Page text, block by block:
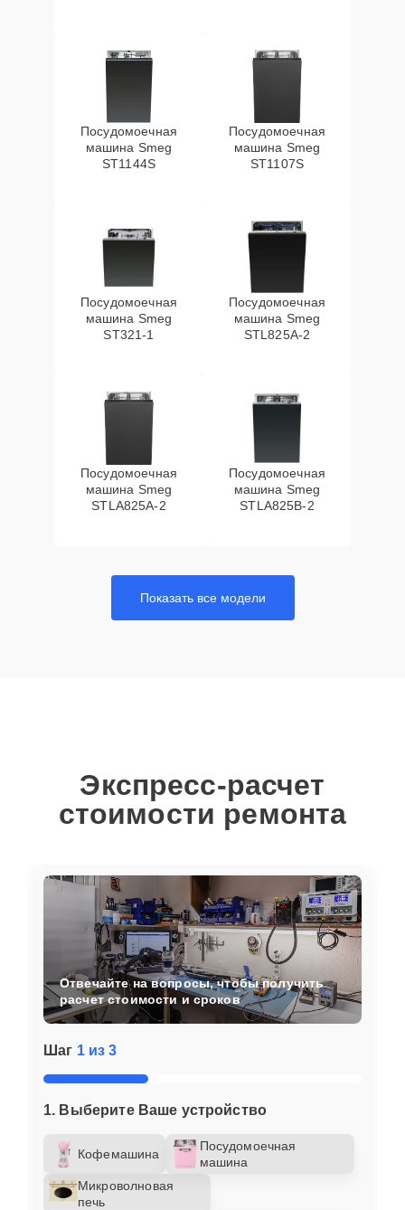
Посудомоечная
машина Smeg
ST1144S
Посудомоечная
машина Smeg
ST1107S
Посудомоечная
машина Smeg
ST321-1
Посудомоечная
машина Smeg
STL825A-2
Посудомоечная
машина Smeg
STLA825A-2
Посудомоечная
машина Smeg
STLA825B-2
Показать все модели
Экспресс-расчет
стоимости ремонта
Шаг 1 из 3
1. Выберите Ваше устройство
Кофемашина
Посудомоечная
машина
Микроволновая
печь
Отвечайте на вопросы, чтобы получить
расчет стоимости и сроков